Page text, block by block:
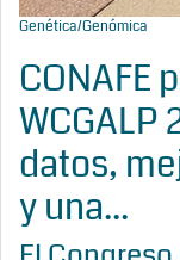
Genética/Genómica
CONAFE
WCGALP
datos,
y una...